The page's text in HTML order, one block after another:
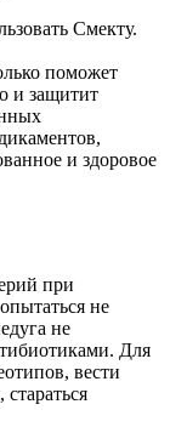
Смекту.
поможет
и защитит
и здоровое
при
не
не
Для
вести